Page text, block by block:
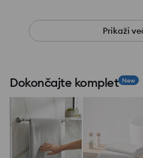
Prikaži
Dokončajte komplet New